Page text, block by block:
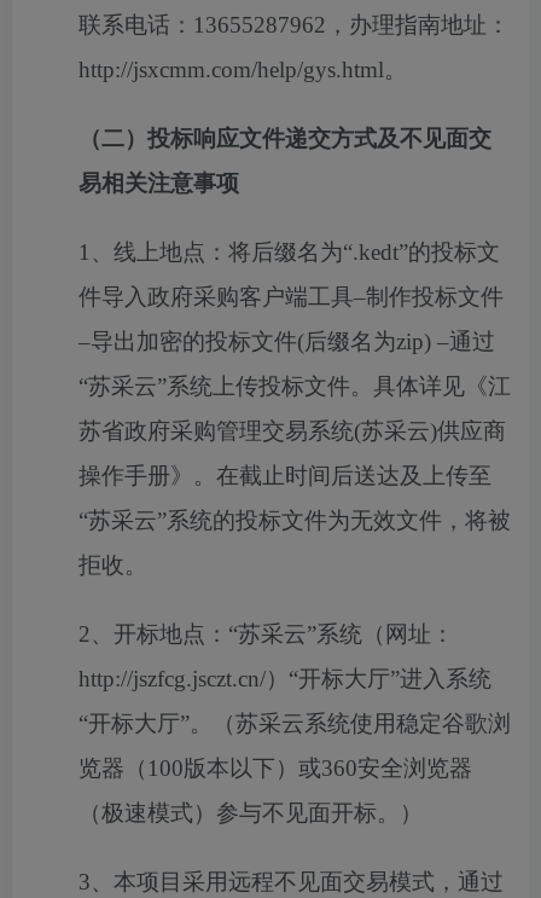
联系电话：13655287962，办理指南地址：
http://jsxcmm.com/help/gys.html。
（二）投标响应文件递交方式及不见面交
易相关注意事项
1、线上地点：将后缀名为“.kedt”的投标文
件导入政府采购客户端工具–制作投标文件
–导出加密的投标文件(后缀名为zip) –通过
“苏采云”系统上传投标文件。具体详见《江
苏省政府采购管理交易系统(苏采云)供应商
操作手册》。在截止时间后送达及上传至
“苏采云”系统的投标文件为无效文件，将被
拒收。
2、开标地点：“苏采云”系统（网址：
http://jszfcg.jsczt.cn/）“开标大厅”进入系统
“开标大厅”。（苏采云系统使用稳定谷歌浏
览器（100版本以下）或360安全浏览器
（极速模式）参与不见面开标。）
3、本项目采用远程不见面交易模式，通过